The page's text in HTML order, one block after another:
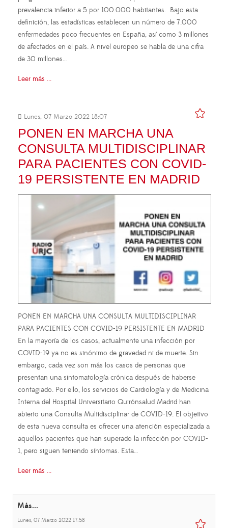
prevalencia inferior a 5 por 100.000 habitantes. Bajo esta
definición, las estadísticas establecen un número de 7.000
enfermedades poco frecuentes en España, así como 3 millones
de afectados en el país. A nivel europeo se habla de una cifra
de 30 millones…
Leer más ...
Lunes, 07 Marzo 2022 18:07
PONEN EN MARCHA UNA
CONSULTA MULTIDISCIPLINAR
PARA PACIENTES CON COVID-
19 PERSISTENTE EN MADRID
PONEN EN MARCHA UNA CONSULTA MULTIDISCIPLINAR
PARA PACIENTES CON COVID-19 PERSISTENTE EN MADRID
En la mayoría de los casos, actualmente una infección por
COVID-19 ya no es sinónimo de gravedad ni de muerte. Sin
embargo, cada vez son más los casos de personas que
presentan una sintomatología crónica después de haberse
contagiado. Por ello, los servicios de Cardiología y de Medicina
Interna del Hospital Universitario Quirónsalud Madrid han
abierto una Consulta Multidisciplinar de COVID-19. El objetivo
de esta nueva consulta es ofrecer una atención especializada a
aquellos pacientes que han superado la infección por COVID-
1, pero siguen teniendo síntomas. Esta…
Leer más ...
Más...
Lunes, 07 Marzo 2022 17:58